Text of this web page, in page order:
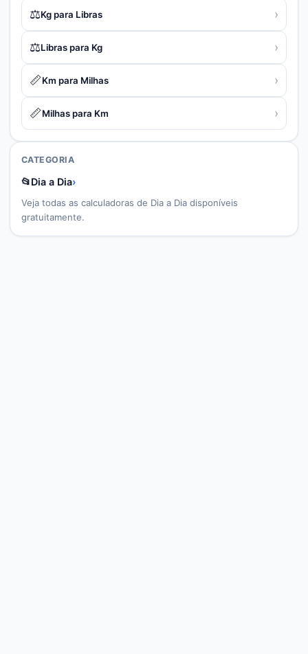
⚖️Kg para Libras ›
⚖️Libras para Kg ›
📏Km para Milhas ›
📏Milhas para Km ›
CATEGORIA
📂Dia a Dia›
Veja todas as calculadoras de Dia a Dia disponíveis
gratuitamente.